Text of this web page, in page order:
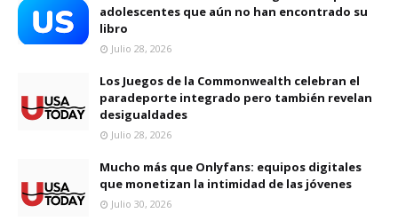
adolescentes que aún no han encontrado su
libro
Julio 28, 2026
Los Juegos de la Commonwealth celebran el
paradeporte integrado pero también revelan
desigualdades
Julio 28, 2026
Mucho más que Onlyfans: equipos digitales
que monetizan la intimidad de las jóvenes
Julio 30, 2026